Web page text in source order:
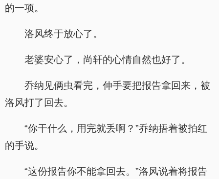
的一项。
洛风终于放心了。
老婆安心了，尚轩的心情自然也好了。
乔纳见俩虫看完，伸手要把报告拿回来，被
洛风打了回去。
“你干什么，用完就丢啊？”乔纳捂着被拍红
的手说。
“这份报告你不能拿回去。”洛风说着将报告